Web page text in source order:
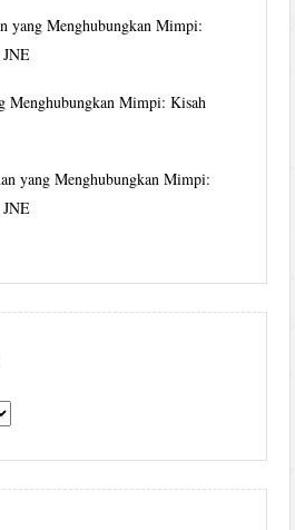
yang Menghubungkan Mimpi:
Menghubungkan Mimpi: Kisah
yang Menghubungkan Mimpi: